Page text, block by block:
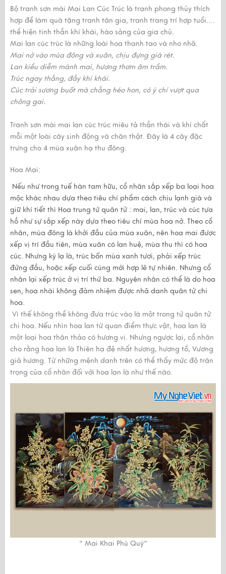
Bộ tranh sơn mài Mai Lan Cúc Trúc là tranh phong thủy thích
hợp để làm quà tặng tranh tân gia, tranh trang trí hợp tuổi….
thể hiện tinh thần khí khái, hào sảng của gia chủ.
Mai lan cúc trúc là những loài hoa thanh tao và nho nhã.
Mai nở vào mùa đông và xuân, chịu đựng giá rét.
Lan kiều diễm mảnh mai, hương thơm âm trầm.
Trúc ngay thẳng, đầy khí khái.
Cúc trải sương buốt mà chẳng héo hon, có ý chí vượt qua
chông gai.
Tranh sơn mài mai lan cúc trúc miêu tả thần thái và khí chất
mỗi một loài cây sinh động và chân thật. Đây là 4 cây đặc
trưng cho 4 mùa xuân hạ thu đông.
Hoa Mai:
Nếu như trong tuế hàn tam hữu, cổ nhân sắp xếp ba loại hoa
mộc khác nhau dựa theo tiêu chí phẩm cách chịu lạnh giá và
giữ khí tiết thì Hoa trung tứ quân tử : mai, lan, trúc và cúc tựa
hồ như sự sắp xếp này dựa theo tiêu chí mùa hoa nở. Theo cổ
nhân, mùa đông là khởi đầu của mùa xuân, nên hoa mai được
xếp vị trí đầu tiên, mùa xuân có lan huệ, mùa thu thì có hoa
cúc. Nhưng kỳ lạ là, trúc bốn mùa xanh tươi, phải xếp trúc
đứng đầu, hoặc xếp cuối cùng mới hợp lẽ tự nhiên. Nhưng cổ
nhân lại xếp trúc ở vị trí thứ ba. Nguyên nhân có thể là do hoa
sen, hoa nhài không đảm nhiệm được nhã danh quân tử chi
hoa.
Vì thế không thể không đưa trúc vào là một trong tứ quân tử
chi hoa. Nếu nhìn hoa lan từ quan điểm thực vật, hoa lan là
một loại hoa thân thảo có hương vị. Nhưng ngược lại, cổ nhân
cho rằng hoa lan là Thiên hạ đệ nhất hương, hương tổ, Vương
giả hương. Từ những mệnh danh trên có thể thấy mức độ trân
trọng của cổ nhân đối với hoa lan là như thế nào.
" Mai Khai Phú Quý"